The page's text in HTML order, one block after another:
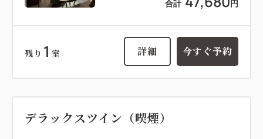
合計 円
残り 1 室 詳細 今すぐ予約
デラックスツイン（喫煙）